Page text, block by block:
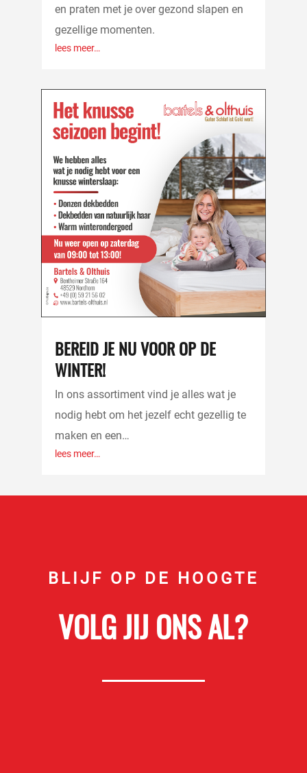
en praten met je over gezond slapen en
gezellige momenten.
lees meer…
BEREID JE NU VOOR OP DE
WINTER!
In ons assortiment vind je alles wat je
nodig hebt om het jezelf echt gezellig te
maken en een…
lees meer…
BLIJF OP DE HOOGTE
VOLG JIJ ONS AL?